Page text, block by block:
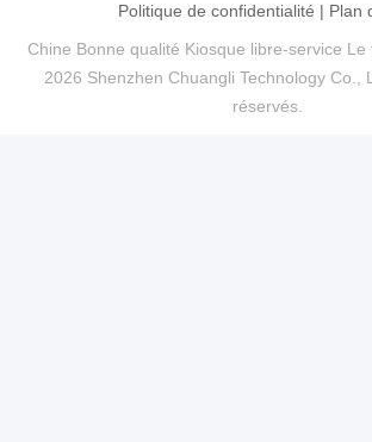
Politique de confidentialité | Plan
Chine Bonne qualité Kiosque libre-service Le
2026 Shenzhen Chuangli Technology Co.,
réservés.